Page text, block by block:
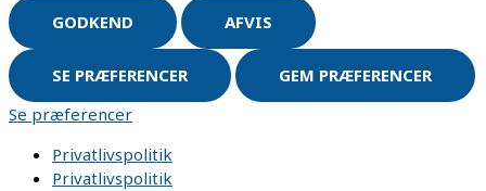
GODKEND AFVIS
SE PRÆFERENCER
GEM PRÆFERENCER
Se præferencer
Privatlivspolitik
Privatlivspolitik